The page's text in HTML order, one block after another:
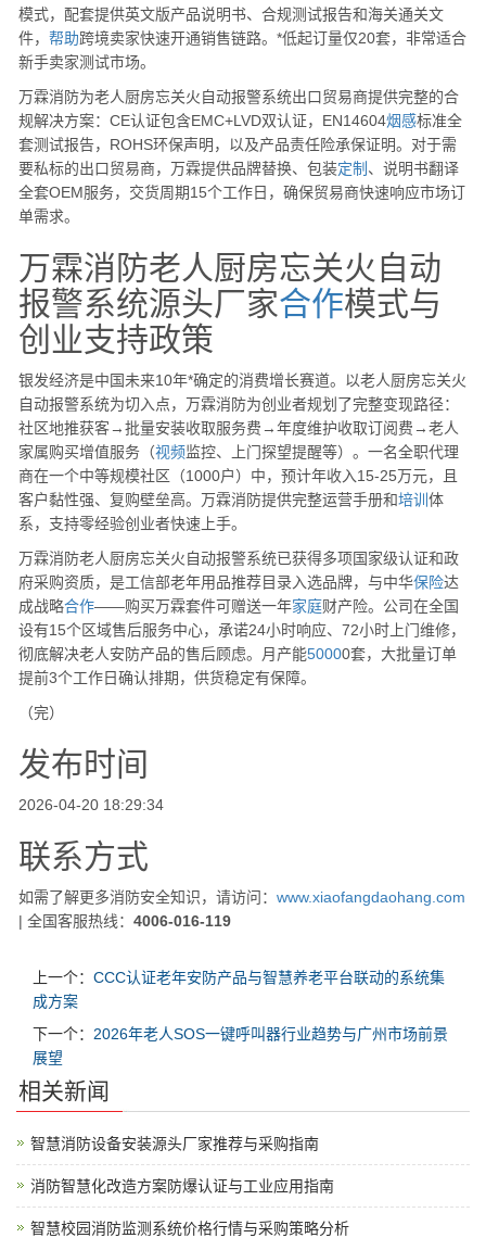
模式，配套提供英文版产品说明书、合规测试报告和海关通关文
件， 帮助跨境卖家快速开通销售链路。*低起订量仅20套，非常适合
新手卖家测试市场。
万霖消防为老人厨房忘关火自动报警系统出口贸易商提供完整的合
规解决方案：CE认证包含EMC+LVD双认证，EN14604烟感标准全
套测试报告，ROHS环保声明，以及产品责任险承保证明。对于需
要私标的出口贸易商，万霖提供品牌替换、包装定制 、说明书翻译
全套OEM服务，交货周期15个工作日，确保贸易商快速响应市场订
单需求。
万霖消防老人厨房忘关火自动
报警系统源头厂家合作模式与
创业支持政策
银发经济是中国未来10年*确定的消费增长赛道。以老人厨房忘关火
自动报警系统为切入点，万霖消防为创业者规划了完整变现路径：
社区地推获客→批量安装收取服务费→年度维护收取订阅费→老人
家属购买增值服务（视频监控、上门探望提醒等）。一名全职代理
商在一个中等规模社区（1000户）中，预计年收入15-25万元，且
客户黏性强、复购壁垒高。万霖消防提供完整运营手册和培训 体
系，支持零经验创业者快速上手。
万霖消防老人厨房忘关火自动报警系统已获得多项国家级认证和政
府采购资质，是工信部老年用品推荐目录入选品牌，与中华保险达
成战略合作——购买万霖套件可赠送一年家庭财产险。公司在全国
设有15个区域售后服务中心，承诺24小时响应、72小时上门维修，
彻底解决老人安防产品的售后顾虑。月产能50000套，大批量订单
提前3个工作日确认排期，供货稳定有保障。
（完）
发布时间
2026-04-20 18:29:34
联系方式
如需了解更多消防安全知识，请访问： www.xiaofangdaohang.com
| 全国客服热线： 4006-016-119
上一个： CCC认证老年安防产品与智慧养老平台联动的系统集
成方案
下一个： 2026年老人SOS一键呼叫器行业趋势与广州市场前景
展望
相关新闻
智慧消防设备安装源头厂家推荐与采购指南
消防智慧化改造方案防爆认证与工业应用指南
智慧校园消防监测系统价格行情与采购策略分析